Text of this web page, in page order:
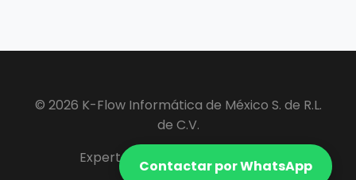
Contactar por WhatsApp
© 2026 K-Flow Informática de México S. de R.L.
de C.V.
Expertos en Software ERP y VIP.